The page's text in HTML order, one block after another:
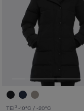
TEI3 -10°C / -20°C